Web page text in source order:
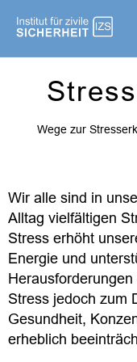
Wege zur
Wir alle sind in
Alltag vielfältigen
Stress erhöht
Energie und
Stress jedoch zum
Gesundheit,
erheblich